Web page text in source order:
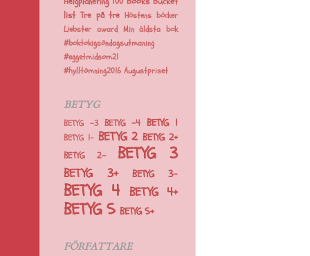
listTre på treHöstens böcker
Liebster award Min äldsta bok
#boktokigsöndagsutmaning
#eggetmidsom21
#hylltömning2016 Augustpriset
BETYG
BETYG -3 BETYG -4BETYG 1
BETYG 1- BETYG 2BETYG 2+
BETYG 2- BETYG 3
BETYG 3+BETYG 3-
BETYG 4 BETYG 4+
BETYG 5 BETYG 5+
FÖRFATTARE